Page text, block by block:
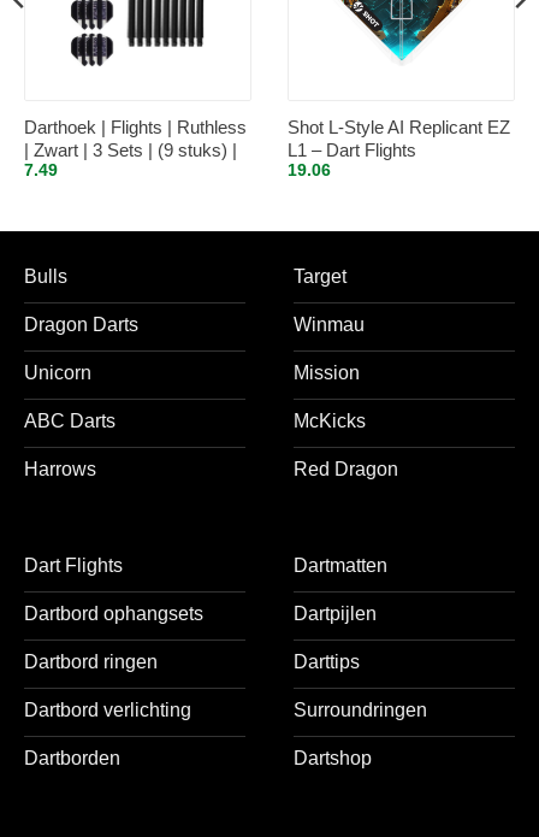
Darthoek | Flights | Ruthless
| Zwart | 3 Sets | (9 stuks) |
Medium shafts | 3 Sets | (9
7.49
Shot L-Style AI Replicant EZ
L1 – Dart Flights
19.06
Bulls
Dragon Darts
Unicorn
ABC Darts
Harrows
Target
Winmau
Mission
McKicks
Red Dragon
Dart Flights
Dartbord ophangsets
Dartbord ringen
Dartbord verlichting
Dartborden
Dartmatten
Dartpijlen
Darttips
Surroundringen
Dartshop